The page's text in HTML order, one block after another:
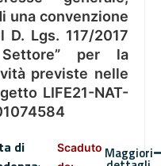
una convenzione
D. Lgs. 117/2017
per la
previste nelle
LIFE21-NAT-
di
Scaduto Maggiori